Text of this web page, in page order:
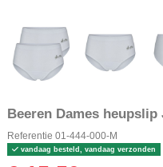
Beeren Dames
Referentie 01-444-000-M
vandaag besteld, vandaag verzonden